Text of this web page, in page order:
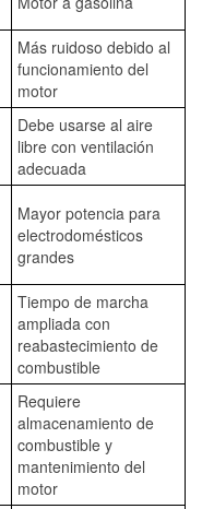
Más ruidoso debido al
funcionamiento del
motor
Debe usarse al aire
libre con ventilación
adecuada
Mayor potencia para
electrodomésticos
grandes
Tiempo de marcha
ampliada con
reabastecimiento de
combustible
Requiere
almacenamiento de
combustible y
mantenimiento del
motor